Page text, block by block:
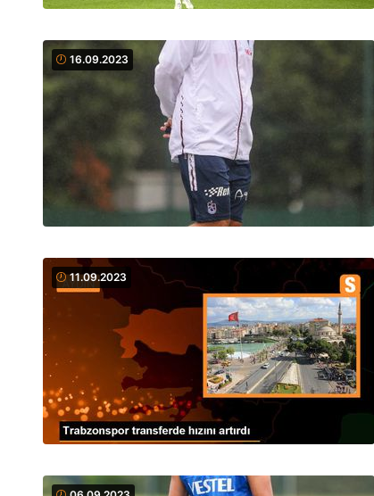
16.09.2023
11.09.2023